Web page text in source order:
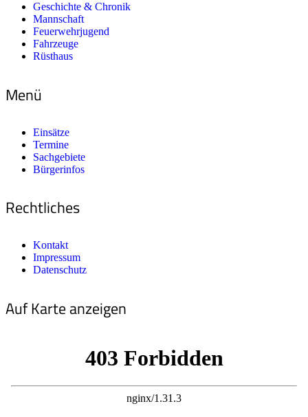
Geschichte & Chronik
Mannschaft
Feuerwehrjugend
Fahrzeuge
Rüsthaus
Menü
Einsätze
Termine
Sachgebiete
Bürgerinfos
Rechtliches
Kontakt
Impressum
Datenschutz
Auf Karte anzeigen